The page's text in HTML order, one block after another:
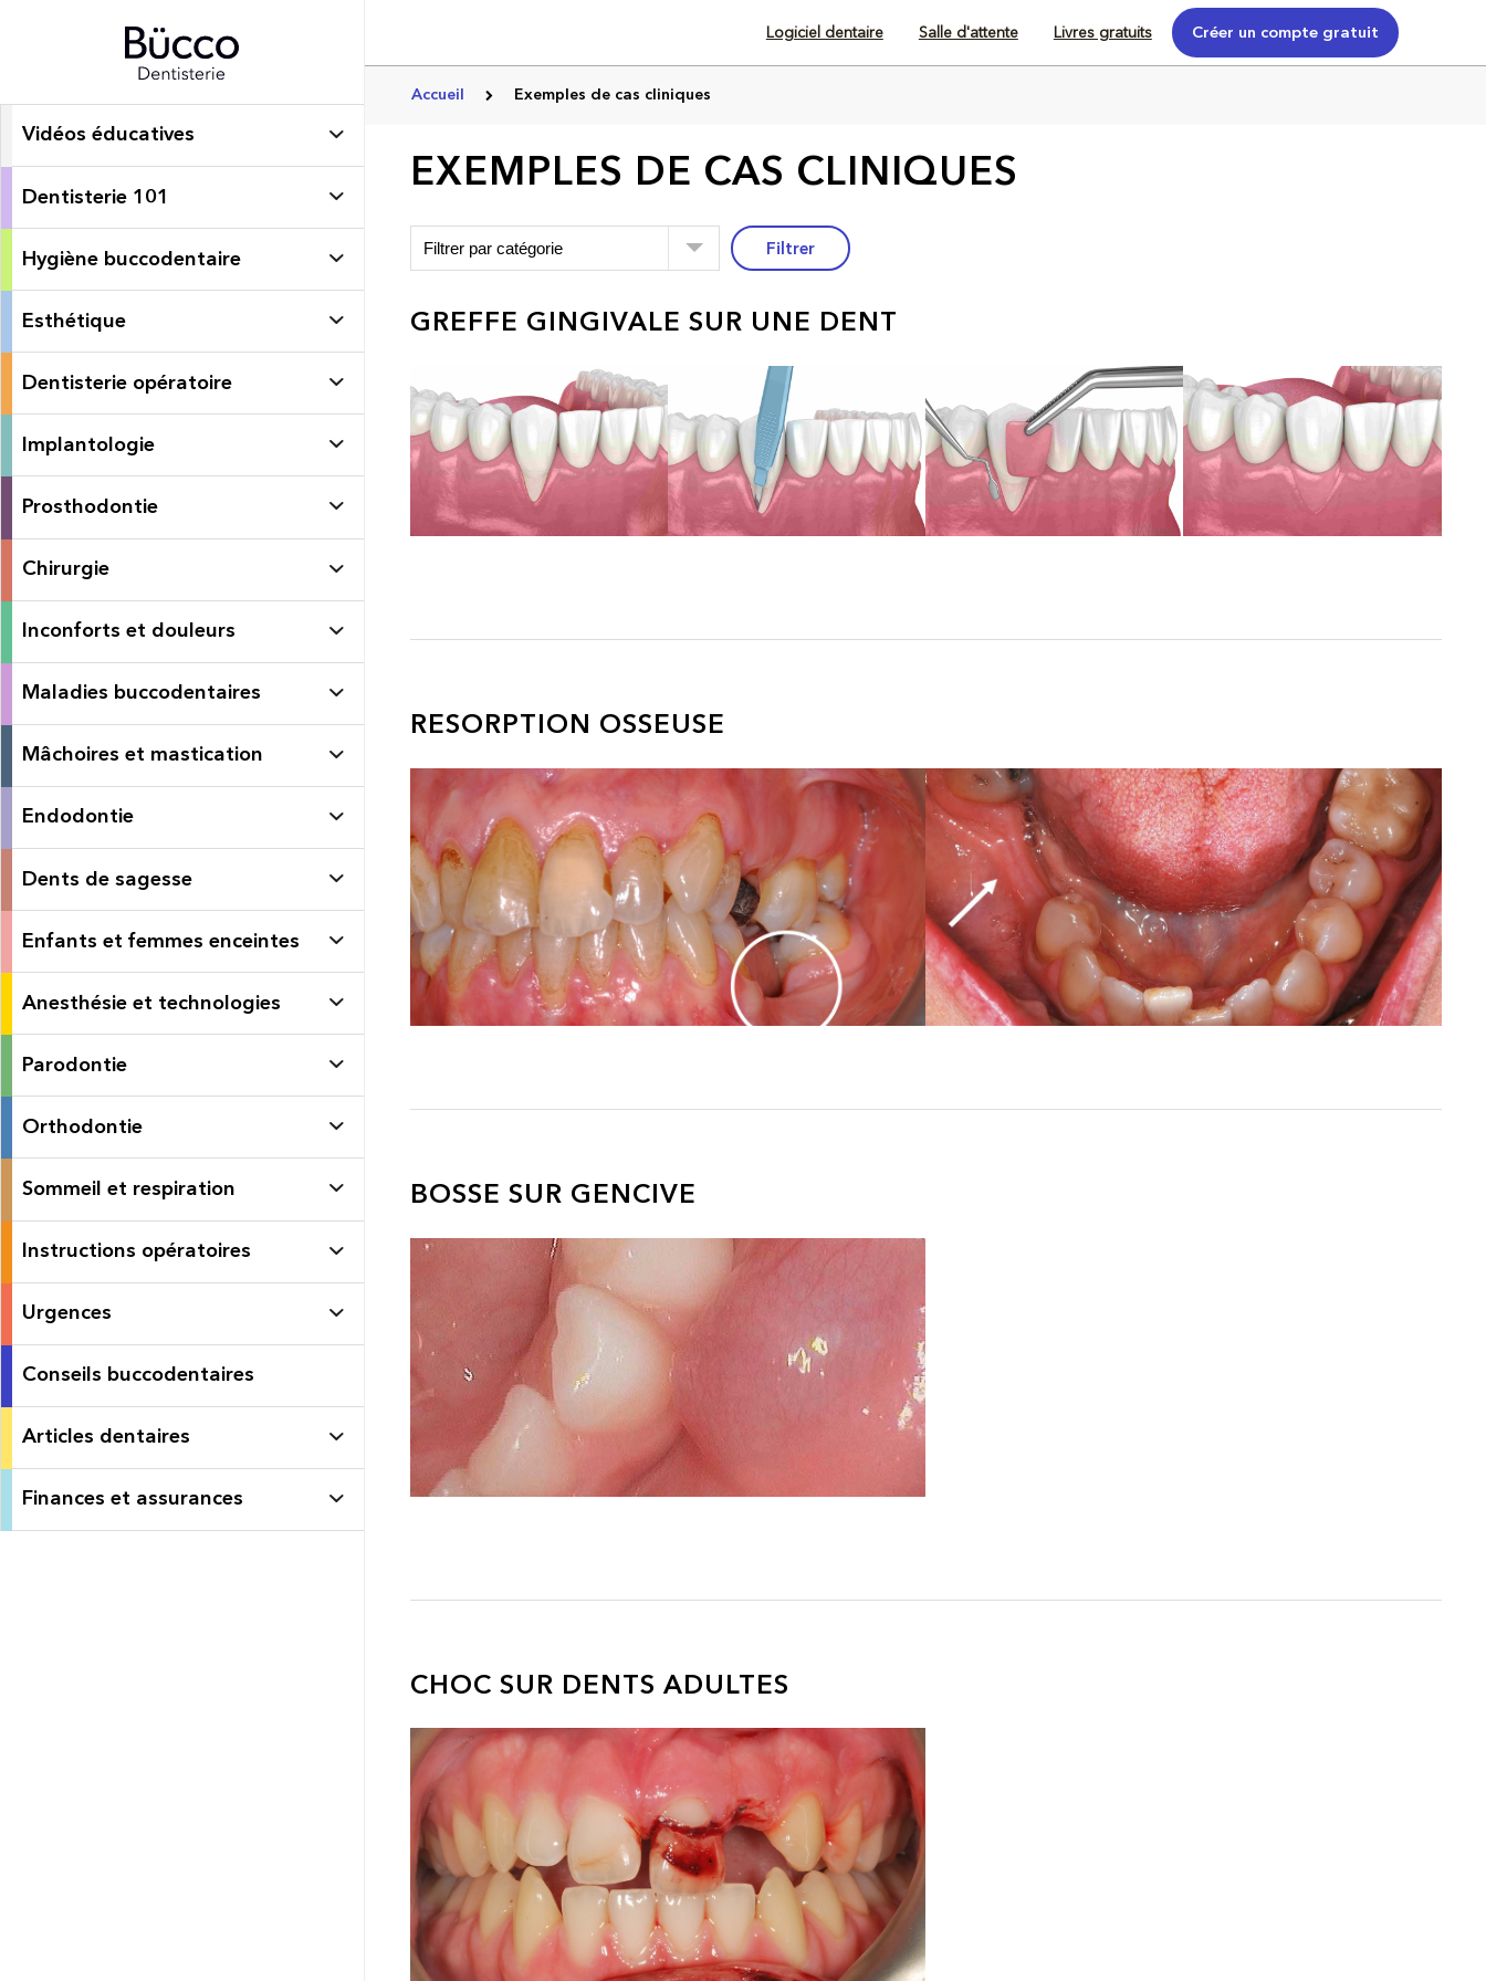
Logiciel dentaire Salle d'attente Livres gratuits Créer un compte gratuit
Vidéos éducatives
Dentisterie 101
Hygiène buccodentaire
Esthétique
Dentisterie opératoire
Implantologie
Prosthodontie
Chirurgie
Inconforts et douleurs
Maladies buccodentaires
Mâchoires et mastication
Endodontie
Dents de sagesse
Enfants et femmes enceintes
Anesthésie et technologies
Parodontie
Orthodontie
Sommeil et respiration
Instructions opératoires
Urgences
Conseils buccodentaires
Articles dentaires
Finances et assurances
Accueil Exemples de cas cliniques
EXEMPLES DE CAS CLINIQUES
Filtrer
GREFFE GINGIVALE SUR UNE DENT
RESORPTION OSSEUSE
BOSSE SUR GENCIVE
CHOC SUR DENTS ADULTES